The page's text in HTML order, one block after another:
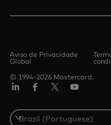
© 1994-2026 Mastercard.
Aviso de Privacidade
Global
Select
a